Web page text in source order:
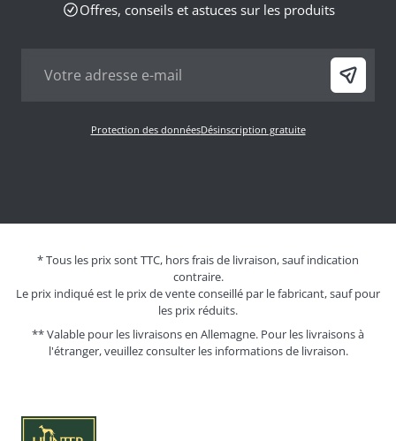
Offres, conseils et astuces sur les produits
Protection des donnéesDésinscription gratuite
* Tous les prix sont TTC, hors frais de livraison, sauf indication
contraire.
Le prix indiqué est le prix de vente conseillé par le fabricant, sauf pour
les prix réduits.
** Valable pour les livraisons en Allemagne. Pour les livraisons à
l'étranger, veuillez consulter les informations de livraison.